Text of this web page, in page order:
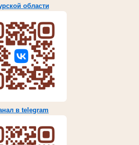
области
в telegram